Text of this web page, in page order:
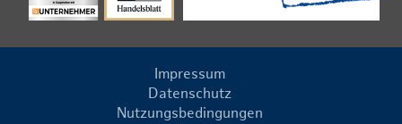
Impressum
Datenschutz
Nutzungsbedingungen